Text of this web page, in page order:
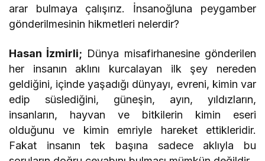
arar bulmaya çalışırız. İnsanoğluna peygamber
gönderilmesinin hikmetleri nelerdir?
Hasan İzmirli; Dünya misafirhanesine gönderilen
her insanın aklını kurcalayan ilk şey nereden
geldiğini, içinde yaşadığı dünyayı, evreni, kimin var
edip süslediğini, güneşin, ayın, yıldızların,
insanların, hayvan ve bitkilerin kimin eseri
olduğunu ve kimin emriyle hareket ettikleridir.
Fakat insanın tek başına sadece aklıyla bu